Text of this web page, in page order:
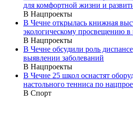
для комфортной жизни и
В Нацпроекты
В Чечне открылась книжная
экологическому просвещению в
В Нацпроекты
В Чечне обсудили роль
выявлении заболеваний
В Нацпроекты
В Чечне 25 школ оснастят
настольного тенниса по
В Спорт